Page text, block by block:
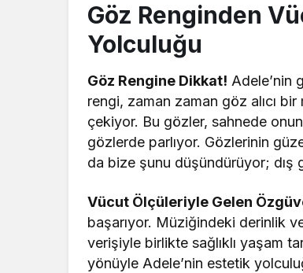
Göz Renginden
Yolculuğu
Göz Rengine Dikkat! Adele’nin
rengi, zaman zaman göz alıcı
çekiyor. Bu gözler, sahnede
gözlerde parlıyor. Gözlerinin
da bize şunu düşündürüyor; dış
Vücut Ölçüleriyle Gelen
başarıyor. Müziğindeki derinlik
verişiyle birlikte sağlıklı yaşam
yönüyle Adele’nin estetik